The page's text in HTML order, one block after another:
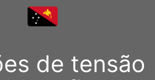
de tensão